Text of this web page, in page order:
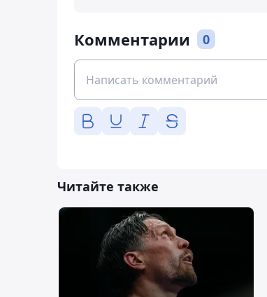
Комментарии 0
Читайте также